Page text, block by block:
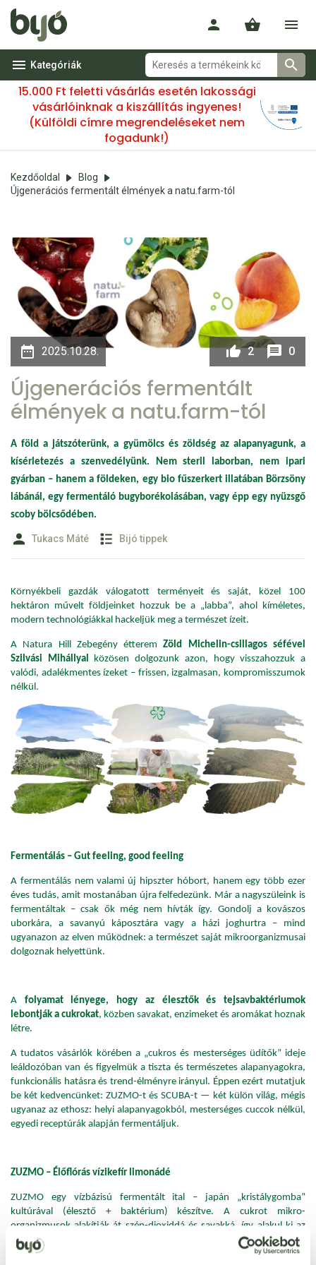
Kategóriák
15.000 Ft feletti vásárlás esetén lakossági
vásárlóinknak a kiszállítás ingyenes!
(Külföldi címre megrendeléseket nem
fogadunk!)
Kezdőoldal
Blog
Újgenerációs fermentált élmények a natu.farm-tól
2025.10.28. 2 0
Újgenerációs fermentált
élmények a natu.farm-tól
Aföld a játszóterünk, a gyümölcs és zöldség az alapanyagunk, a
kísérletezés a szenvedélyünk. Nem steril laborban, nem ipari
gyárban – hanem a földeken, egy bio fűszerkert illatában Börzsöny
lábánál, egy fermentáló bugyborékolásában, vagy épp egy nyüzsgő
scoby bölcsődében.
Tukacs Máté Bijó tippek
Környékbeli gazdák válogatott terményeit és saját, közel 100
hektáron művelt földjeinket hozzuk be a „labba”, ahol kíméletes,
modern technológiákkal hackeljük meg a természet ízeit.
A Natura Hill Zebegény étteremZöld Michelin-csillagos séfével
Szilvási Mihállyal közösen dolgozunk azon, hogy visszahozzuk a
valódi, adalékmentes ízeket – frissen, izgalmasan, kompromisszumok
nélkül.
Fermentálás – Gut feeling, good feeling
A fermentálás nem valami új hipszter hóbort, hanem egy több ezer
éves tudás, amit mostanában újra felfedezünk. Már a nagyszüleink is
fermentáltak – csak ők még nem hívták így. Gondolj a kovászos
uborkára, a savanyú káposztára vagy a házi joghurtra – mind
ugyanazon az elven működnek: a természet saját mikroorganizmusai
dolgoznak helyettünk.
A folyamat lényege, hogy az élesztők és tejsavbaktériumok
lebontják a cukrokat, közben savakat, enzimeket és aromákat hoznak
létre.
A tudatos vásárlók körében a „cukros és mesterséges üdítők” ideje
leáldozóban van és figyelmük a tiszta és természetes alapanyagokra,
funkcionális hatásra és trend-élményre irányul. Éppen ezért mutatjuk
be két kedvencünket: ZUZMO-t és SCUBA-t — két külön világ, mégis
ugyanaz az ethosz: helyi alapanyagokból, mesterséges cuccok nélkül,
egyedi receptúrák alapján fermentáljuk.
ZUZMO – Élőflórás vízikefír limonádé
ZUZMO egy vízbázisú fermentált ital – japán „kristálygomba”
kultúrával (élesztő + baktérium) készítve. A cukrot mikro-
organizmusok alakítják át szén-dioxiddá és savakká, így alakul ki az
enyhén pezsgő, élőflórás karakter.